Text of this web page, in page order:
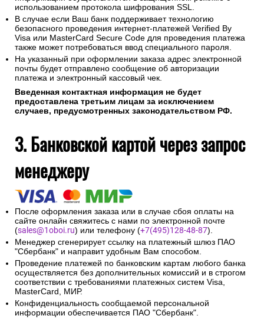
использованием протокола шифрования SSL.
В случае если Ваш банк поддерживает технологию
безопасного проведения интернет-платежей Verified By
Visa или MasterCard Secure Code для проведения платежа
также может потребоваться ввод специального пароля.
На указанный при оформлении заказа адрес электронной
почты будет отправлено сообщение об авторизации
платежа и электронный кассовый чек.
Введенная контактная информация не будет
предоставлена третьим лицам за исключением
случаев, предусмотренных законодательством РФ.
3. Банковской картой через запрос
менеджеру
После оформления заказа или в случае сбоя оплаты на
сайте онлайн свяжитесь с нами по электронной почте
(sales@1oboi.ru) или телефону (+7(495)128-48-87).
Менеджер сгенерирует ссылку на платежный шлюз ПАО
"Сбербанк" и направит удобным Вам способом.
Проведение платежей по банковским картам любого банка
осуществляется без дополнительных комиссий и в строгом
соответствии с требованиями платежных систем Visa,
MasterCard, МИР.
Конфиденциальность сообщаемой персональной
информации обеспечивается ПАО "Сбербанк".